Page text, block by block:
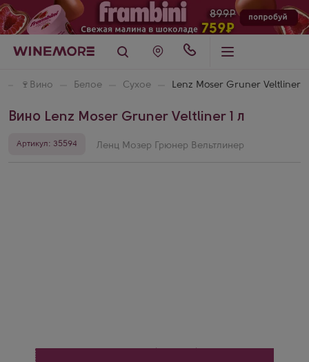
🍷 Вино Белое Сухое Lenz Moser Gruner Veltliner
Вино Lenz Moser Gruner Veltliner 1 л
Артикул: 35594 Ленц Мозер Грюнер Вельтлинер